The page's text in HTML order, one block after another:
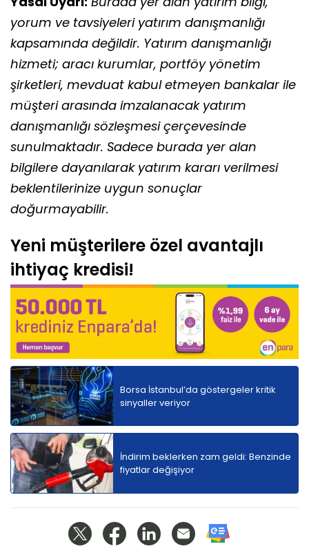
yorum ve tavsiyeleri yatırım danışmanlığı
kapsamında değildir. Yatırım danışmanlığı
hizmeti; aracı kurumlar, portföy yönetim
şirketleri, mevduat kabul etmeyen bankalar ile
müşteri arasında imzalanacak yatırım
danışmanlığı sözleşmesi çerçevesinde
sunulmaktadır. Sadece burada yer alan
bilgilere dayanılarak yatırım kararı verilmesi
beklentilerinize uygun sonuçlar
doğurmayabilir.
Yeni müşterilere özel avantajlı
ihtiyaç kredisi!
Borsa İstanbul’da göstergeler kritik
sinyaller veriyor
İndirim beklerken zam geldi: Benzinde
fiyatlar değişiyor